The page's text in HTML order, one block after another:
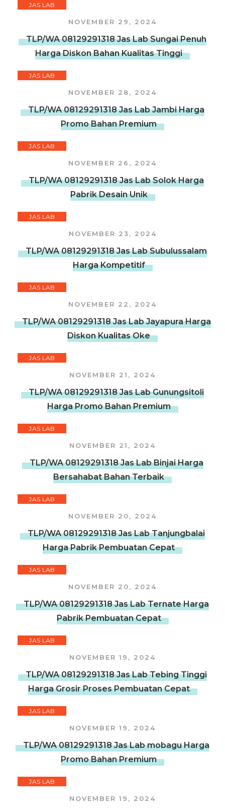
JAS LAB
NOVEMBER 29, 2024
TLP/WA 08129291318 Jas Lab Sungai Penuh
Harga Diskon Bahan Kualitas Tinggi
JAS LAB
NOVEMBER 28, 2024
TLP/WA 08129291318 Jas Lab Jambi Harga
Promo Bahan Premium
JAS LAB
NOVEMBER 26, 2024
TLP/WA 08129291318 Jas Lab Solok Harga
Pabrik Desain Unik
JAS LAB
NOVEMBER 23, 2024
TLP/WA 08129291318 Jas Lab Subulussalam
Harga Kompetitif
JAS LAB
NOVEMBER 22, 2024
TLP/WA 08129291318 Jas Lab Jayapura Harga
Diskon Kualitas Oke
JAS LAB
NOVEMBER 21, 2024
TLP/WA 08129291318 Jas Lab Gunungsitoli
Harga Promo Bahan Premium
JAS LAB
NOVEMBER 21, 2024
TLP/WA 08129291318 Jas Lab Binjai Harga
Bersahabat Bahan Terbaik
JAS LAB
NOVEMBER 20, 2024
TLP/WA 08129291318 Jas Lab Tanjungbalai
Harga Pabrik Pembuatan Cepat
JAS LAB
NOVEMBER 20, 2024
TLP/WA 08129291318 Jas Lab Ternate Harga
Pabrik Pembuatan Cepat
JAS LAB
NOVEMBER 19, 2024
TLP/WA 08129291318 Jas Lab Tebing Tinggi
Harga Grosir Proses Pembuatan Cepat
JAS LAB
NOVEMBER 19, 2024
TLP/WA 08129291318 Jas Lab mobagu Harga
Promo Bahan Premium
JAS LAB
NOVEMBER 19, 2024